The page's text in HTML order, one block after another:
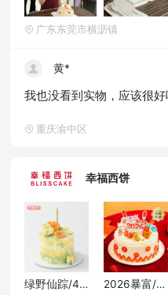
广东东莞市横沥镇
黄*
我也没看到实物，应该很好
重庆渝中区
幸福西饼
绿野仙踪/4寸
2026暴富/1磅